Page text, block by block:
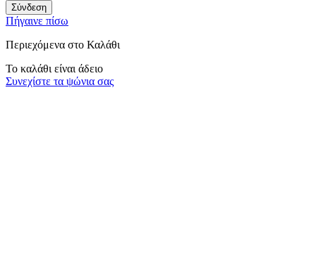
Σύνδεση
Πήγαινε πίσω
Περιεχόμενα στο Καλάθι
Το καλάθι είναι άδειο
Συνεχίστε τα ψώνια σας